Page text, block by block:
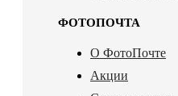
ФОТОПОЧТА
О ФотоПочте
Акции